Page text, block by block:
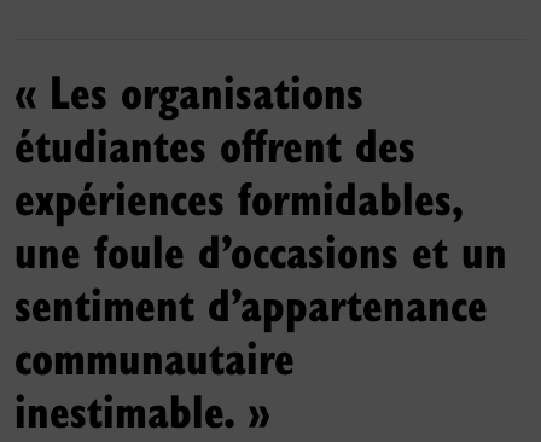
« Les organisations
étudiantes offrent des
expériences formidables,
une foule d’occasions et un
sentiment d’appartenance
communautaire
inestimable. »